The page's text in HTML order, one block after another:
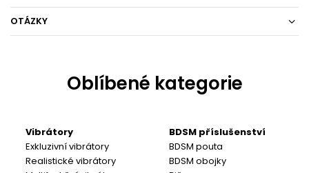
OTÁZKY
Oblíbené kategorie
Vibrátory
Exkluzivní vibrátory
Realistické vibrátory
BDSM příslušenství
BDSM pouta
BDSM obojky